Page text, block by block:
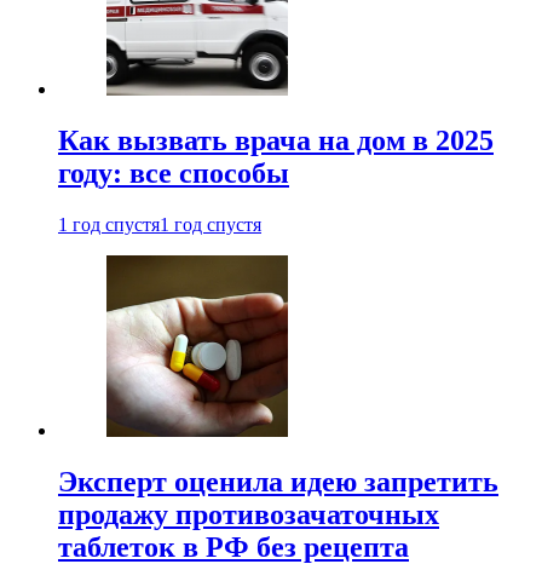
Как вызвать врача на дом в 2025
году: все способы
1 год спустя1 год спустя
Эксперт оценила идею запретить
продажу противозачаточных
таблеток в РФ без рецепта